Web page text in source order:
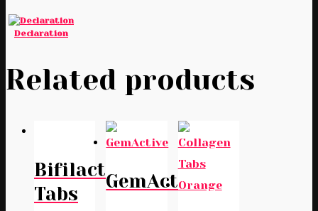
Declaration
Related products
Bifilactin
Tabs
GemActive